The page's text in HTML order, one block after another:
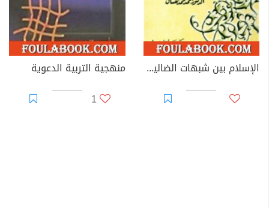
الإسلام بين شبهات الضالين وأكاذيب المفترين
منهجية التربية الدعوية
1